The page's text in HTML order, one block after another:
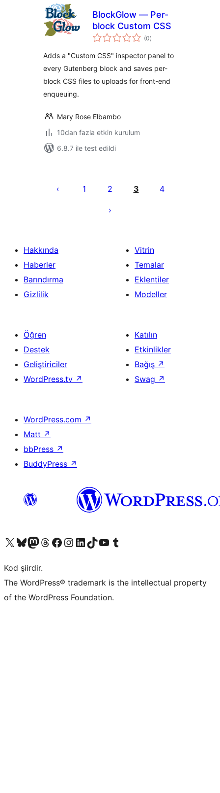
BlockGlow — Per-
block Custom CSS
(0toplam
puan
)
Adds a "Custom CSS" inspector panel to
every Gutenberg block and saves per-
block CSS files to uploads for front-end
enqueuing.
Mary Rose Elbambo
10dan fazla etkin kurulum
6.8.7 ile test edildi
sayfalaması
1 2 3 4
Hakkında
Haberler
Barındırma
Gizlilik
Vitrin
Temalar
Eklentiler
Modeller
Öğren
Destek
Geliştiriciler
WordPress.tv ↗
Katılın
Etkinlikler
Bağış ↗
Swag ↗
WordPress.com ↗
Matt ↗
bbPress ↗
BuddyPress ↗
X (eski Twitter) hesabımıza bakın
Bluesky hesabımızı ziyaret edinMastodon hesabımızı ziyaret edinThreads hesabımızı ziyaret edinFacebook sayfamızı ziyaret edinInstagram hesabımızı ziyaret edinLinkedIn hesabımızı ziyaret edinTikTok hesabımızı ziyaret edinYouTube kanalımızı ziyaret edinTumblr hesabımızı ziyaret edin
Kod şiirdir.
The WordPress® trademark is the intellectual property
of the WordPress Foundation.